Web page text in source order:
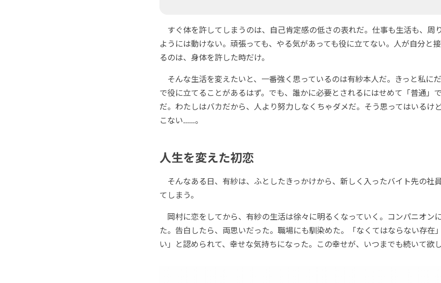
すぐ体を許してしまうのは、自己肯定感の低さの表れだ。仕事も生活も、周
ようには動けない。頑張っても、やる気があっても役に立てない。人が自分と
るのは、身体を許した時だけ。
そんな生活を変えたいと、一番強く思っているのは有紗本人だ。きっと私に
で役に立てることがあるはず。でも、誰かに必要とされるにはせめて「普通」
だ。わたしはバカだから、人より努力しなくちゃダメだ。そう思ってはいるけ
こない......。
人生を変えた初恋
そんなある日、有紗は、ふとしたきっかけから、新しく入ったバイト先の社
てしまう。
岡村に恋をしてから、有紗の生活は徐々に明るくなっていく。コンパニオン
た。告白したら、両思いだった。職場にも馴染めた。「なくてはならない存在
い」と認められて、幸せな気持ちになった。この幸せが、いつまでも続いて欲